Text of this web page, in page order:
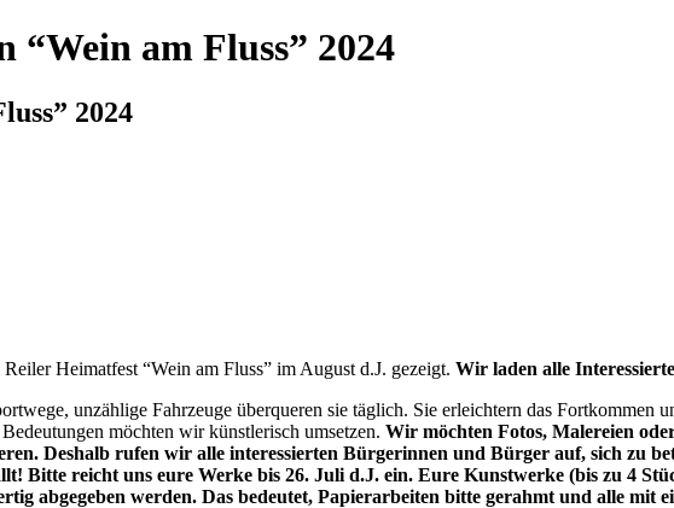
am Fluss” 2024
2024
Heimatfest “Wein am Fluss” im August d.J. gezeigt. Wir laden alle
unzählige Fahrzeuge überqueren sie täglich. Sie erleichtern das Fortkommen
möchten wir künstlerisch umsetzen. Wir möchten Fotos, Malereien
Deshalb rufen wir alle interessierten Bürgerinnen und Bürger auf, sich zu
Bitte reicht uns eure Werke bis 26. Juli d.J. ein. Eure Kunstwerke (bis zu 4
abgegeben werden. Das bedeutet, Papierarbeiten bitte gerahmt und alle mit